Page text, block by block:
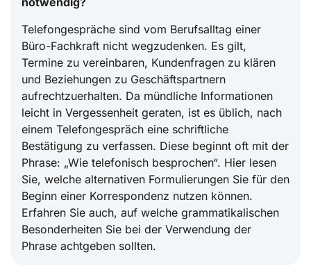
Telefongespräche sind vom Berufsalltag einer
Büro-Fachkraft nicht wegzudenken. Es gilt,
Termine zu vereinbaren, Kundenfragen zu klären
und Beziehungen zu Geschäftspartnern
aufrechtzuerhalten. Da mündliche Informationen
leicht in Vergessenheit geraten, ist es üblich, nach
einem Telefongespräch eine schriftliche
Bestätigung zu verfassen. Diese beginnt oft mit der
Phrase: „Wie telefonisch besprochen“. Hier lesen
Sie, welche alternativen Formulierungen Sie für den
Beginn einer Korrespondenz nutzen können.
Erfahren Sie auch, auf welche grammatikalischen
Besonderheiten Sie bei der Verwendung der
Phrase achtgeben sollten.